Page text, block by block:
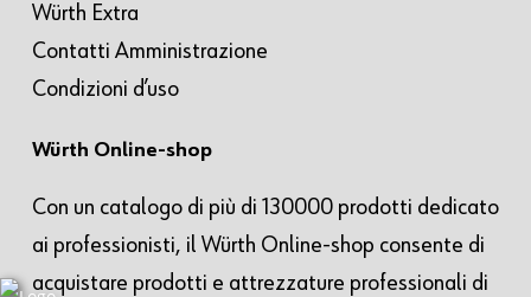
Würth Extra
Contatti Amministrazione
Condizioni d’uso
Würth Online-shop
Con un catalogo di più di 130000 prodotti dedicato
ai professionisti, il Würth Online-shop consente di
acquistare prodotti e attrezzature professionali di